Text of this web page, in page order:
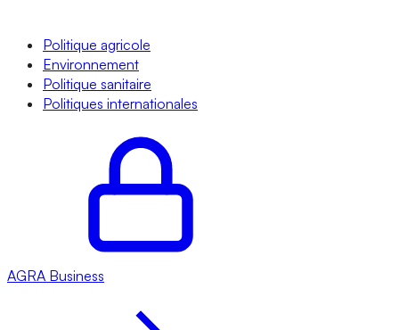
Politique agricole
Environnement
Politique sanitaire
Politiques internationales
AGRA Business